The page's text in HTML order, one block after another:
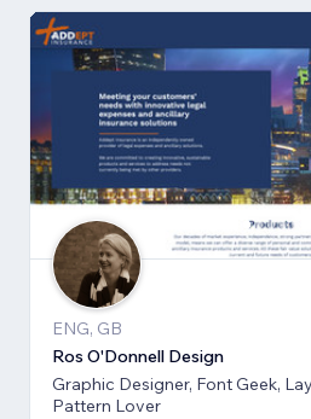
ENG, GB
Ros O'Donnell Design
Graphic Designer, Font Geek,
Pattern Lover